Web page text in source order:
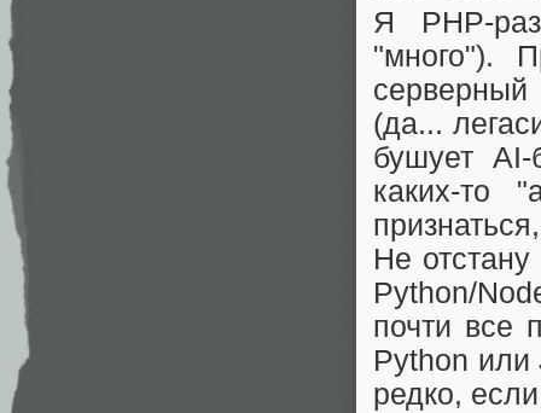
Я PHP-
"много").
(да...
бушует
каких-то
Не
Python/
почти все
Python или
редко,